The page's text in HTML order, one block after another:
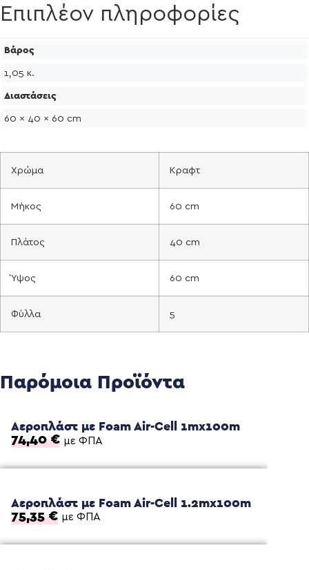
Επιπλέον πληροφορίες
Βάρος
1,05 κ.
Διαστάσεις
60 × 40 × 60 cm
Χρώμα Κραφτ
Μήκος 60 cm
Πλάτος 40 cm
Ύψος 60 cm
Φύλλα 5
Παρόμοια Προϊόντα
Αεροπλάστ με Foam Air-Cell 1mx100m
74,40€ με ΦΠΑ
Αεροπλάστ με Foam Air-Cell 1.2mx100m
75,35€ με ΦΠΑ